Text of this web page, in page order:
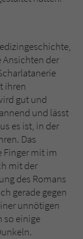
Ansichten der
ihren
gut und
und lässt
es ist, in der
Das
Finger mit im
mit der
des Romans
gerade gegen
unnötigen
so einige